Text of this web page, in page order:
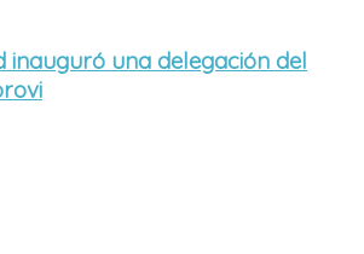
inauguró una delegación del